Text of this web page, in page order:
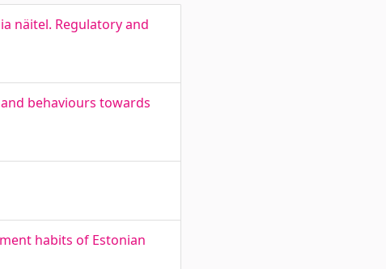
näitel. Regulatory and
behaviours towards
habits of Estonian